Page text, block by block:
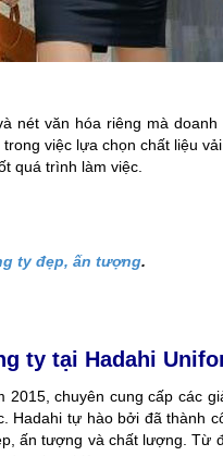
nét văn hóa riêng mà
việc lựa chọn chất liệu
quá trình làm việc.
ty đẹp, ấn tượng.
ty tại Hadahi
chuyên cung cấp các
Hadahi tự hào bởi đã thành
ấn tượng và chất lượng. Từ